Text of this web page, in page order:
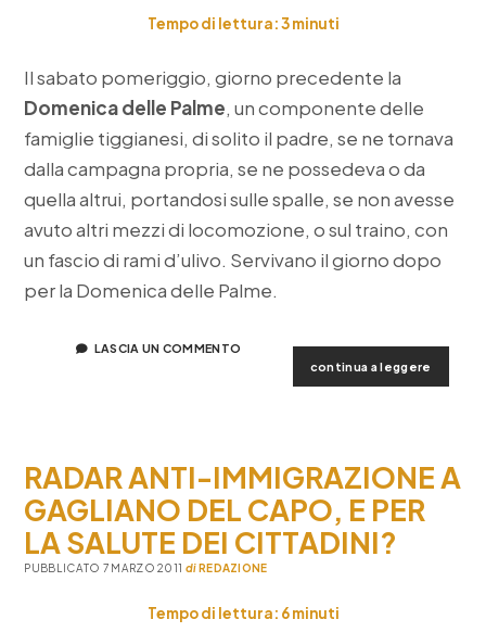
Tempo di lettura:3 minuti
Il sabato pomeriggio, giorno precedente la
Domenica delle Palme, un componente delle
famiglie tiggianesi, di solito il padre, se ne tornava
dalla campagna propria, se ne possedeva o da
quella altrui, portandosi sulle spalle, se non avesse
avuto altri mezzi di locomozione, o sul traino, con
un fascio di rami d’ulivo. Servivano il giorno dopo
per la Domenica delle Palme.
continua a leggere
un
tempo,
LASCIA UN COMMENTO
RADAR ANTI-IMMIGRAZIONE A
GAGLIANO DEL CAPO, E PER
LA SALUTE DEI CITTADINI?
PUBBLICATO 7 MARZO 2011 diREDAZIONE
Tempo di lettura: 6 minuti